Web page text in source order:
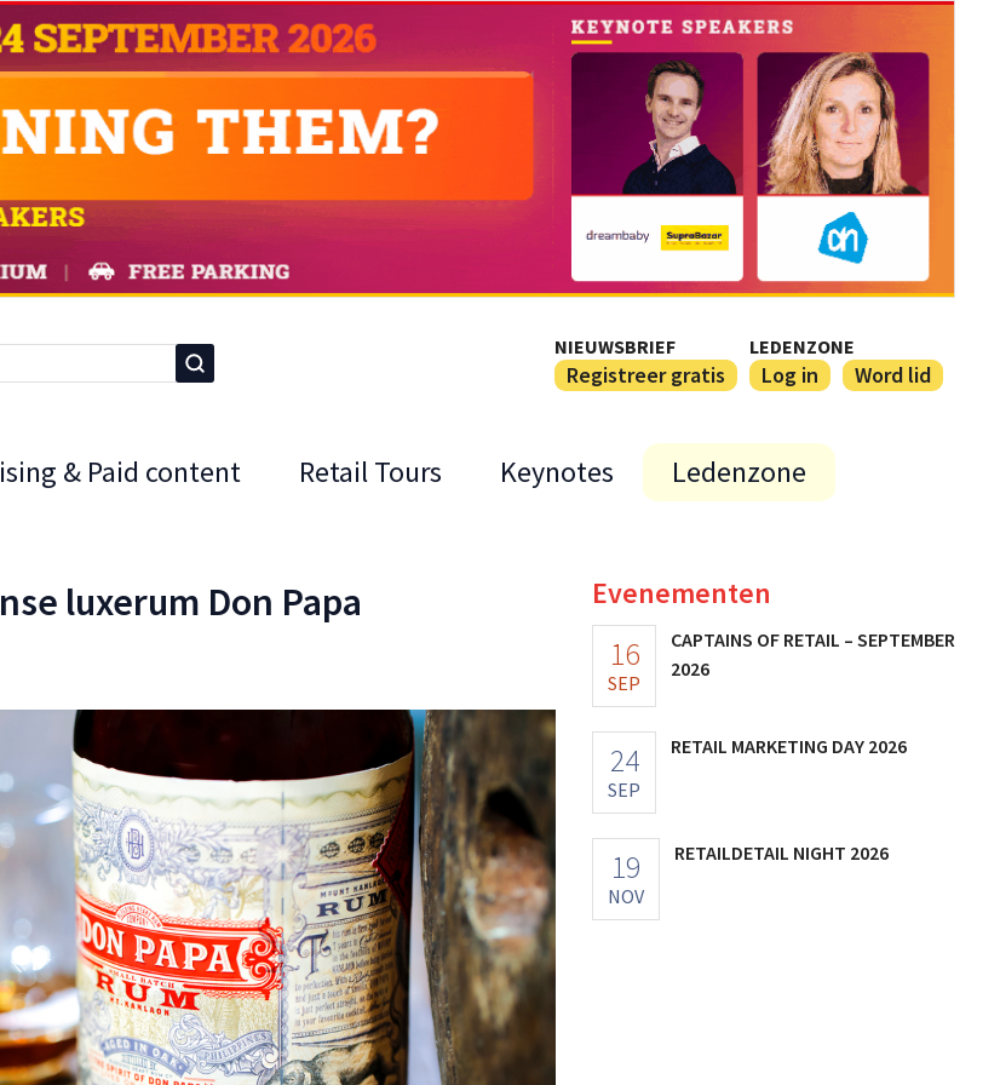
NIEUWSBRIEF
Registreer gratis
LEDENZONE
Log in Word lid
& Paid content Retail Tours Keynotes Ledenzone
luxerum Don Papa Evenementen
16
SEP
CAPTAINS OF RETAIL – SEPTEMBER
2026
24
SEP
RETAIL MARKETING DAY 2026
19
NOV
RETAILDETAIL NIGHT 2026